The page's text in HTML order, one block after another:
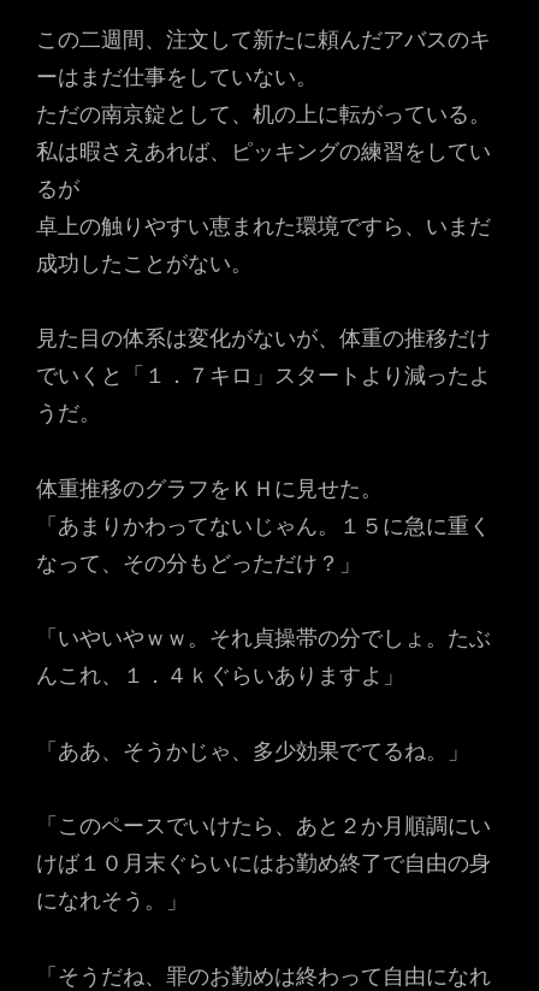
この二週間、注文して新たに頼んだアバスのキ
ーはまだ仕事をしていない。
ただの南京錠として、机の上に転がっている。
私は暇さえあれば、ピッキングの練習をしてい
るが
卓上の触りやすい恵まれた環境ですら、いまだ
成功したことがない。
見た目の体系は変化がないが、体重の推移だけ
でいくと「１．７キロ」スタートより減ったよ
うだ。
体重推移のグラフをＫＨに見せた。
「あまりかわってないじゃん。１５に急に重く
なって、その分もどっただけ？」
「いやいやｗｗ。それ貞操帯の分でしょ。たぶ
んこれ、１．４ｋぐらいありますよ」
「ああ、そうかじゃ、多少効果でてるね。」
「このペースでいけたら、あと２か月順調にい
けば１０月末ぐらいにはお勤め終了で自由の身
になれそう。」
「そうだね、罪のお勤めは終わって自由になれ